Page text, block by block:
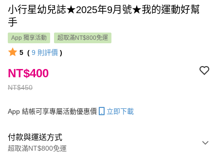
小行星幼兒誌★2025年9月號★我的運動好幫
手
App 獨享活動 超取滿NT$800免運
5 ( 9 則評價 )
NT$450
NT$400
App 結帳可享專屬活動優惠價 立即下載
付款與運送方式
超取滿NT$800免運